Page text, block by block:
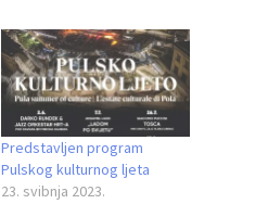
Predstavljen program
Pulskog kulturnog ljeta
23. svibnja 2023.